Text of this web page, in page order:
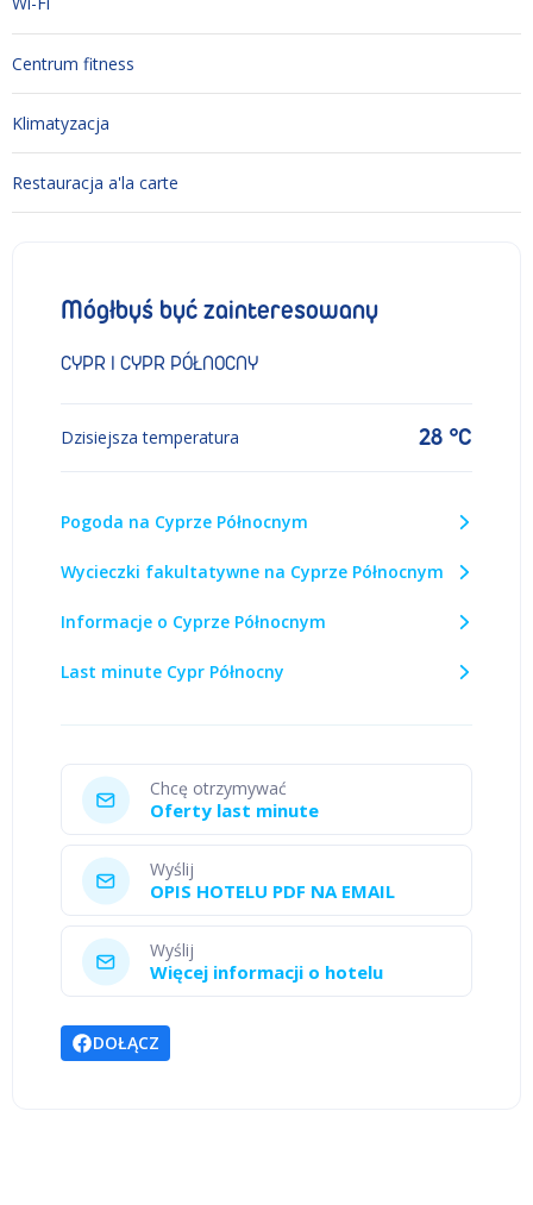
Centrum fitness
Klimatyzacja
Restauracja a'la carte
Mógłbyś być zainteresowany
CYPR I CYPR PÓŁNOCNY
Dzisiejsza temperatura 28 °C
Pogoda na Cyprze Północnym
Wycieczki fakultatywne na Cyprze Północnym
Informacje o Cyprze Północnym
Last minute Cypr Północny
Chcę otrzymywać
Oferty last minute
Wyślij
OPIS HOTELU PDF NA EMAIL
Wyślij
Więcej informacji o hotelu
DOŁĄCZ